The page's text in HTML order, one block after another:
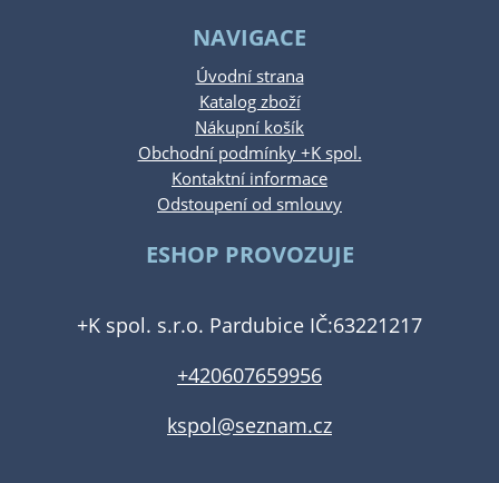
NAVIGACE
Úvodní strana
Katalog zboží
Nákupní košík
Obchodní podmínky +K spol.
Kontaktní informace
Odstoupení od smlouvy
ESHOP PROVOZUJE
+K spol. s.r.o. Pardubice IČ:63221217
+420607659956
kspol@seznam.cz